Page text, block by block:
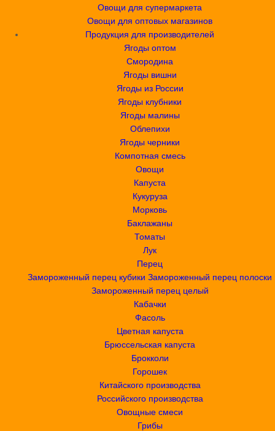
Овощи для супермаркета
Овощи для оптовых магазинов
Продукция для производителей
Ягоды оптом
Смородина
Ягоды вишни
Ягоды из России
Ягоды клубники
Ягоды малины
Облепихи
Ягоды черники
Компотная смесь
Овощи
Капуста
Кукуруза
Морковь
Баклажаны
Томаты
Лук
Перец
Замороженный перец кубики Замороженный перец полоски
Замороженный перец целый
Кабачки
Фасоль
Цветная капуста
Брюссельская капуста
Брокколи
Горошек
Китайского производства
Российского производства
Овощные смеси
Грибы